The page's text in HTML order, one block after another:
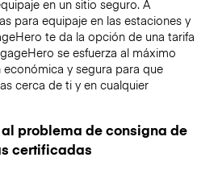
en un sitio seguro. A
para equipaje en las estaciones y
te da la opción de una tarifa
se esfuerza al máximo
y segura para que
cerca de ti y en cualquier
problema de consigna de
certificadas